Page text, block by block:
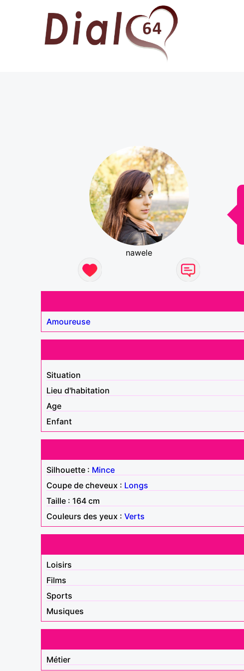
nawele
Amoureuse
Situation
Lieu d'habitation
Age
Enfant
Silhouette : Mince
Coupe de cheveux : Longs
Taille : 164 cm
Couleurs des yeux : Verts
Loisirs
Films
Sports
Musiques
Métier